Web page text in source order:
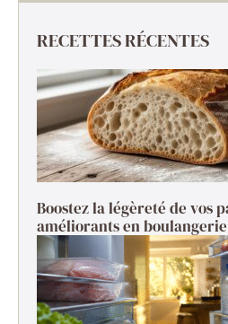
RECETTES RÉCENTES
Boostez la légèreté de vos
améliorants en boulangerie